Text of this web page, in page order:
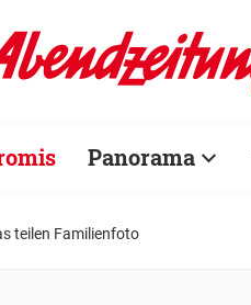
Panorama
teilen Familienfoto